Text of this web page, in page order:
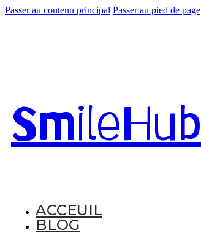
Passer au contenu principal Passer au pied de page
SmileHub
ACCEUIL
BLOG